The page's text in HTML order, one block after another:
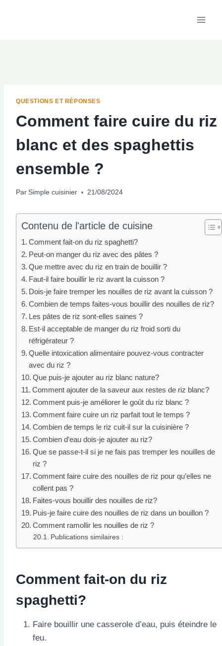
QUESTIONS ET RÉPONSES
Comment faire cuire du riz
blanc et des spaghettis
ensemble ?
Par Simple cuisinier 21/08/2024
Contenu de l'article de cuisine
Comment fait-on du riz spaghetti?
Peut-on manger du riz avec des pâtes ?
Que mettre avec du riz en train de bouillir ?
Faut-il faire bouillir le riz avant la cuisson ?
Dois-je faire tremper les nouilles de riz avant la cuisson ?
Combien de temps faites-vous bouillir des nouilles de riz?
Les pâtes de riz sont-elles saines ?
Est-il acceptable de manger du riz froid sorti du
réfrigérateur ?
Quelle intoxication alimentaire pouvez-vous contracter
avec du riz ?
Que puis-je ajouter au riz blanc nature?
Comment ajouter de la saveur aux restes de riz blanc?
Comment puis-je améliorer le goût du riz blanc ?
Comment faire cuire un riz parfait tout le temps ?
Combien de temps le riz cuit-il sur la cuisinière ?
Combien d’eau dois-je ajouter au riz?
Que se passe-t-il si je ne fais pas tremper les nouilles de
riz ?
Comment faire cuire des nouilles de riz pour qu’elles ne
collent pas ?
Faites-vous bouillir des nouilles de riz?
Puis-je faire cuire des nouilles de riz dans un bouillon ?
Comment ramollir les nouilles de riz ?
Publications similaires :
Comment fait-on du riz
spaghetti?
Faire bouillir une casserole d’eau, puis éteindre le
feu.